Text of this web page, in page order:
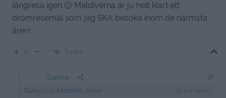
långresa igen 🙂 Maldiverna är ju helt klart ett
drömresemål som jag SKA besöka inom de närmsta
åren!
0 Svara
Sanne
Mathilda Jerner